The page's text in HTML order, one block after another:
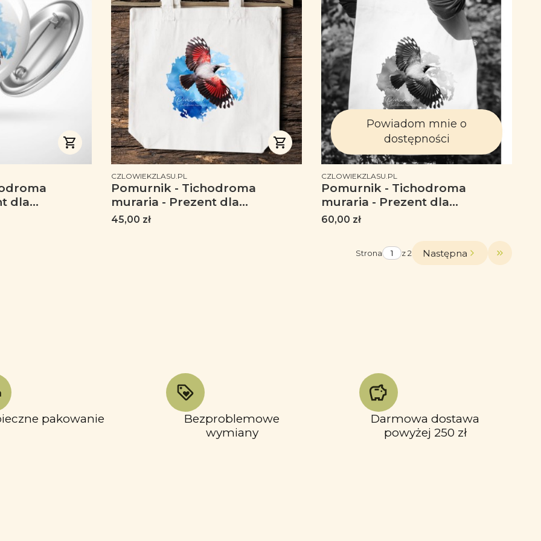
dla
dla
PRODUCENT
CZLOWIEKZLASU.PL
Pomurnik - Tichodroma
muraria - Prezent dla
ornitologa - Prezent dla
Cena
45,00 zł
Powiadom mnie o
dostępności
PRODUCENT
CZLOWIEKZLASU.PL
Pomurnik - Tichodroma
muraria - Prezent dla
ornitologa - Prezent dla
Pomurnikiem - Torba na ramię
Cena
60,00 zł
Strona z 2 Następna Przejdź
pakowanie
Bezproblemowe
wymiany
Darmowa dostawa
powyżej 250 zł